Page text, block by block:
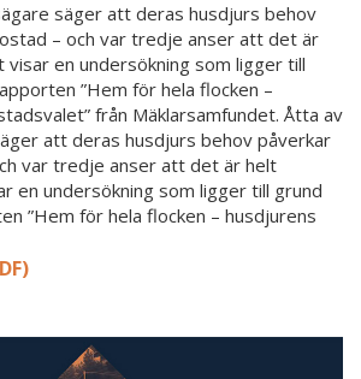
säger att deras husdjurs behov
– och var tredje anser att det är
visar en undersökning som ligger till
”Hem för hela flocken –
från Mäklarsamfundet. Åtta av
att deras husdjurs behov påverkar
var tredje anser att det är helt
en undersökning som ligger till grund
”Hem för hela flocken – husdjurens